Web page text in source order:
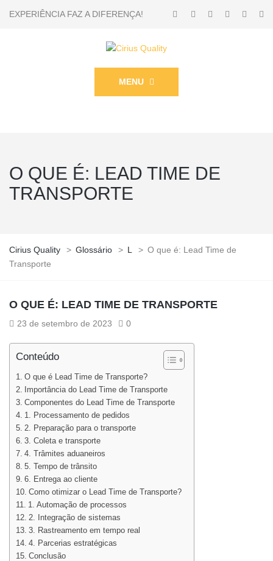
EXPERIÊNCIA FAZ A DIFERENÇA!
MENU
O QUE É: LEAD TIME DE
TRANSPORTE
Cirius Quality > Glossário > L > O que é: Lead Time de
Transporte
O QUE É: LEAD TIME DE TRANSPORTE
23 de setembro de 2023 0
Conteúdo
O que é Lead Time de Transporte?
Importância do Lead Time de Transporte
Componentes do Lead Time de Transporte
1. Processamento de pedidos
2. Preparação para o transporte
3. Coleta e transporte
4. Trâmites aduaneiros
5. Tempo de trânsito
6. Entrega ao cliente
Como otimizar o Lead Time de Transporte?
1. Automação de processos
2. Integração de sistemas
3. Rastreamento em tempo real
4. Parcerias estratégicas
Conclusão